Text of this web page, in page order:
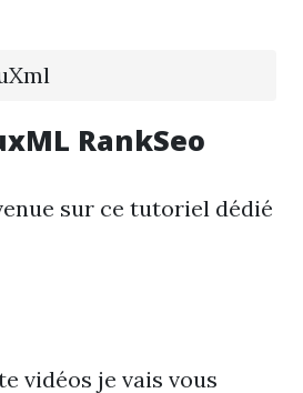
RankSeo
sur ce tutoriel dédié
vidéos je vais vous